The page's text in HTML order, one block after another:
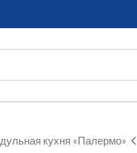
кухня «Палермо»